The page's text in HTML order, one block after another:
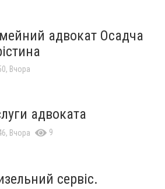
адвокат Осадча
Вчора
адвоката
Вчора 9
сервіс.